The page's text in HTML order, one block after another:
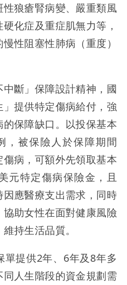
狼瘡腎病變、嚴重類風
化症及重症肌無力等，
性阻塞性肺病（重度）
斷」保障設計精神，國
提供特定傷病給付，強
保障缺口。以投保基本
，被保險人於保障期間
病，可額外先領取基本
元特定傷病保險金，且
應醫療支出需求，同時
助女性在面對健康風險
持生活品質。
單提供2年、6年及8年多
人生階段的資金規劃需